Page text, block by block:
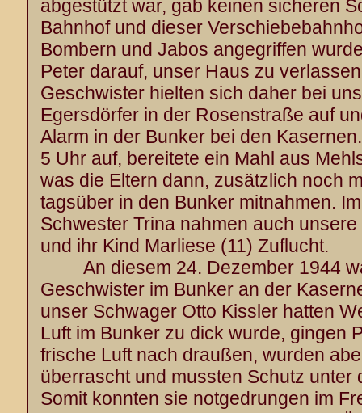
abgestützt war, gab keinen sicheren
Bahnhof und dieser
Bombern und Jabos angegriffen
Peter darauf, unser Haus zu
Geschwister hielten sich daher bei
Egersdörfer in der Rosenstraße auf
Alarm in der Bunker bei den
5 Uhr auf, bereitete ein Mahl aus
was die Eltern dann, zusätzlich noch
tagsüber in den Bunker mitnahmen.
Schwester Trina nahmen auch
und ihr Kind Marliese (11) Zuflucht.
An diesem 24. Dezember 1944
Geschwister im Bunker an der
unser Schwager Otto Kissler hatten
Luft im Bunker zu dick wurde, gingen
frische Luft nach draußen, wurden
überrascht und mussten Schutz unter
Somit konnten sie notgedrungen im